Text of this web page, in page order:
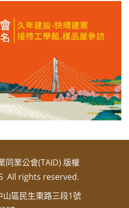
同業公會(TAID) 版權
All rights reserved.
區民生東路三段1號